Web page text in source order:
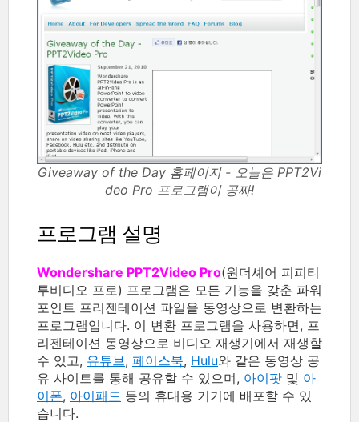
Giveaway of the Day 홈페이지 - 오늘은 PPT2Vi
deo Pro 프로그램이 공짜!
프로그램 설명
Wondershare PPT2Video Pro(원더셰어 피피티
투비디오 프로) 프로그램은 모든 기능을 갖춘 파워
포인트 프리젠테이션 파일을 동영상으로 변환하는
프로그램입니다. 이 변환 프로그램을 사용하면, 프
리젠테이션 동영상으로 비디오 재생기에서 재생할
수 있고, 유튜브 , 페이스북, Hulu와 같은 동영상 공
유 사이트를 통해 공유할 수 있으며, 아이팟 및 아
이폰, 아이패드 등의 휴대용 기기에 배포할 수 있
습니다.